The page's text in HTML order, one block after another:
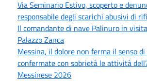
Via Seminario Estivo, scoperto e
responsabile degli scarichi abusivi di
Il comandante di nave Palinuro in
Palazzo Zanca
Messina, il dolore non ferma il senso
confermate con sobrietà le attività
Messinese 2026